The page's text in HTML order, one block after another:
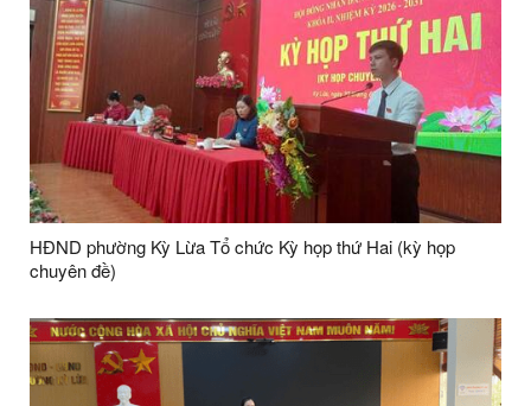
HĐND phường Kỳ Lừa Tổ chức Kỳ họp thứ Hai (kỳ họp
chuyên đề)